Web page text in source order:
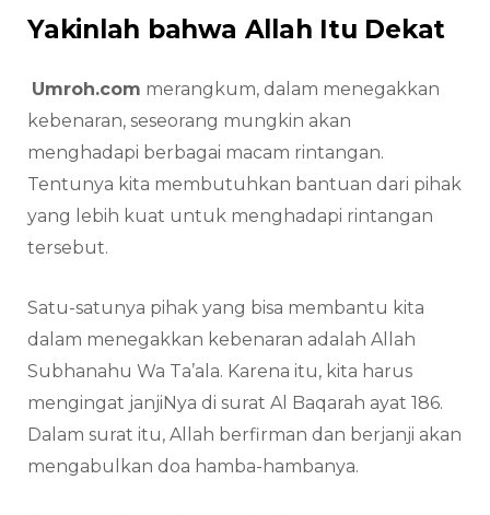
Yakinlah bahwa Allah Itu Dekat
Umroh.com merangkum, dalam menegakkan
kebenaran, seseorang mungkin akan
menghadapi berbagai macam rintangan.
Tentunya kita membutuhkan bantuan dari pihak
yang lebih kuat untuk menghadapi rintangan
tersebut.
Satu-satunya pihak yang bisa membantu kita
dalam menegakkan kebenaran adalah Allah
Subhanahu Wa Ta’ala. Karena itu, kita harus
mengingat janjiNya di surat Al Baqarah ayat 186.
Dalam surat itu, Allah berfirman dan berjanji akan
mengabulkan doa hamba-hambanya.